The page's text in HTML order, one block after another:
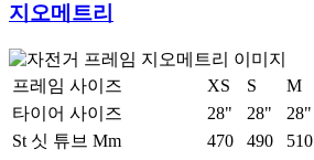
지오메트리
프레임 사이즈 XS S M
타이어 사이즈
28" 28" 28"
St 싯 튜브 Mm
470 490 510